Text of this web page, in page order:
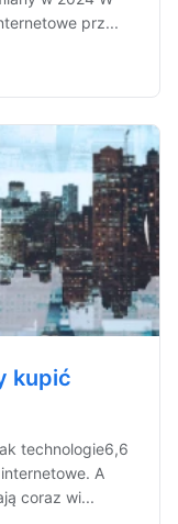
prz...
kupić
technologie6,6
A
coraz wi...